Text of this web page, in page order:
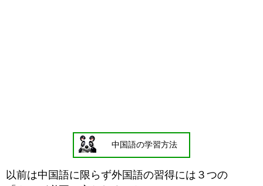
中国語の学習方法
以前は中国語に限らず外国語の習得には３つの